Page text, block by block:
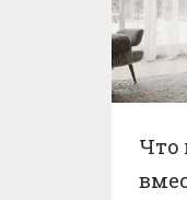
Что